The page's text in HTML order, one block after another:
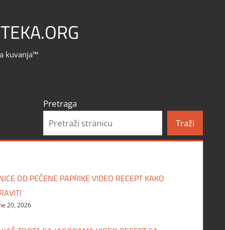
kuvanja™
Pretraga
Traži
OD PEČENE PAPRIKE VIDEO RECEPT KAKO
20, 2026